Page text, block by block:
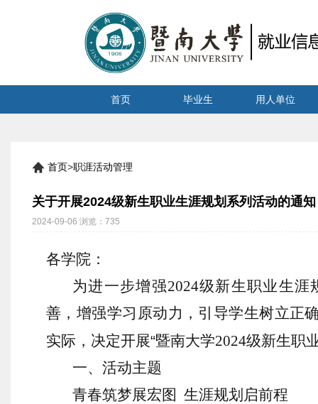
首页 毕业生 用人单位
首页>职涯活动管理
关于开展2024级新生职业生涯规划系列活动的通知
2024-09-06 浏览： 735
各学院：
为进一步增强2024级新生职业生涯
善，增强学习原动力，引导学生树立正
实际，决定开展“暨南大学2024级新生职
一、活动主题
青春筑梦展宏图 生涯规划启前程